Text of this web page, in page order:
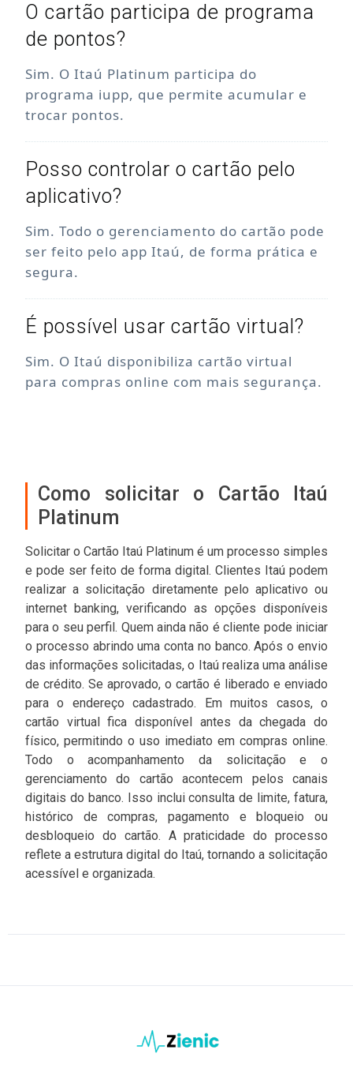
O cartão participa de programa
de pontos?
Sim. O Itaú Platinum participa do
programa iupp, que permite acumular e
trocar pontos.
Posso controlar o cartão pelo
aplicativo?
Sim. Todo o gerenciamento do cartão pode
ser feito pelo app Itaú, de forma prática e
segura.
É possível usar cartão virtual?
Sim. O Itaú disponibiliza cartão virtual
para compras online com mais segurança.
Como solicitar o Cartão Itaú
Platinum
Solicitar o Cartão Itaú Platinum é um processo simples
e pode ser feito de forma digital. Clientes Itaú podem
realizar a solicitação diretamente pelo aplicativo ou
internet banking, verificando as opções disponíveis
para o seu perfil. Quem ainda não é cliente pode iniciar
o processo abrindo uma conta no banco. Após o envio
das informações solicitadas, o Itaú realiza uma análise
de crédito. Se aprovado, o cartão é liberado e enviado
para o endereço cadastrado. Em muitos casos, o
cartão virtual fica disponível antes da chegada do
físico, permitindo o uso imediato em compras online.
Todo o acompanhamento da solicitação e o
gerenciamento do cartão acontecem pelos canais
digitais do banco. Isso inclui consulta de limite, fatura,
histórico de compras, pagamento e bloqueio ou
desbloqueio do cartão. A praticidade do processo
reflete a estrutura digital do Itaú, tornando a solicitação
acessível e organizada.